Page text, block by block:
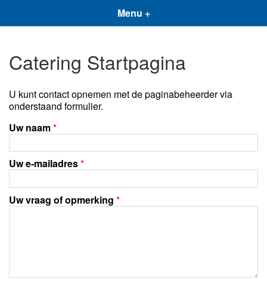
Menu +
Catering Startpagina
U kunt contact opnemen met de paginabeheerder via
onderstaand formulier.
Uw naam*
Uw e-mailadres*
Uw vraag of opmerking *